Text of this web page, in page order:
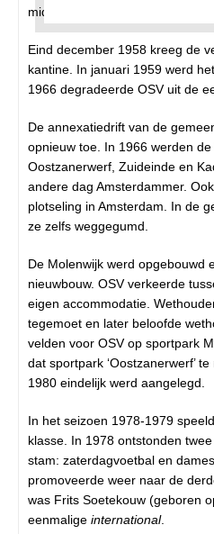
midvoor, kopsterk en met een
Eind december 1958 kreeg de
kantine. In januari 1959 werd
1966 degradeerde OSV uit de
De annexatiedrift van de
opnieuw toe. In 1966 werden
Oostzanerwerf, Zuideinde en
andere dag Amsterdammer.
plotseling in Amsterdam. In de
ze zelfs weggegumd.
De Molenwijk werd opgebouwd
nieuwbouw. OSV verkeerde
eigen accommodatie.
tegemoet en later beloofde
velden voor OSV op sportpark
dat sportpark ‘Oostzanerwerf’
1980 eindelijk werd aangelegd.
In het seizoen 1978-1979
klasse. In 1978 ontstonden
stam: zaterdagvoetbal en
promoveerde weer naar de
was Frits Soetekouw (geboren
eenmalige international.